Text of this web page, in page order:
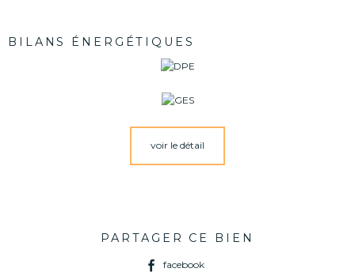
BILANS ÉNERGÉTIQUES
voir le détail
PARTAGER CE BIEN
facebook